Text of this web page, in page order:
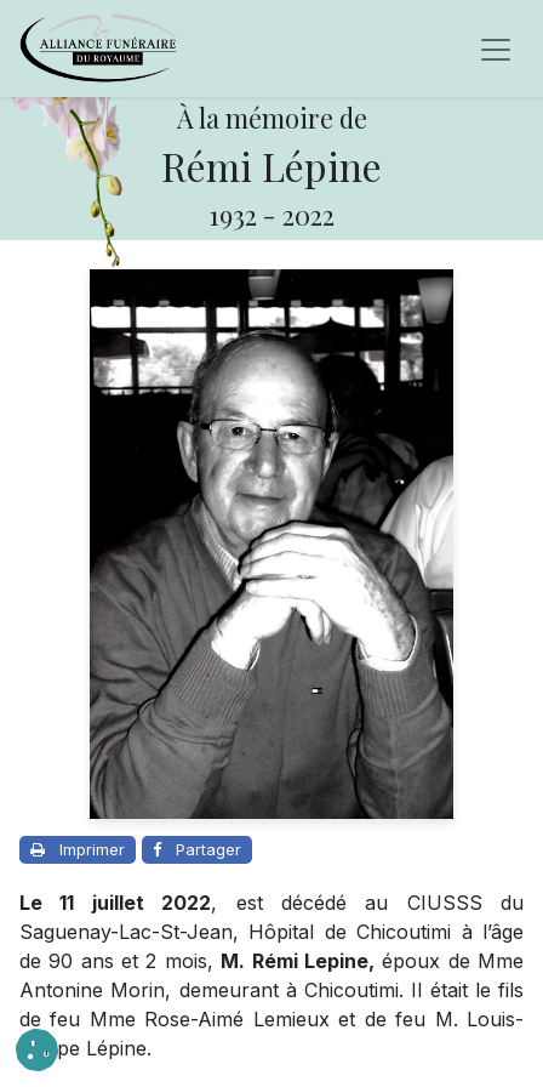
À la mémoire de
Rémi Lépine
1932 - 2022
Imprimer Partager
Le 11 juillet 2022, est décédé au CIUSSS du
Saguenay-Lac-St-Jean, Hôpital de Chicoutimi à l’âge
de 90 ans et 2 mois, M. Rémi Lepine, époux de Mme
Antonine Morin, demeurant à Chicoutimi. Il était le fils
de feu Mme Rose-Aimé Lemieux et de feu M. Louis-
Philipe Lépine.